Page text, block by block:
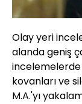
Olay yeri
alanda geniş
kovanları ve
M.A.'yı